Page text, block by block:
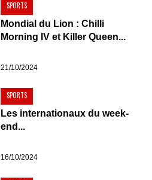
SPORTS
Mondial du Lion : Chilli
Morning IV et Killer Queen...
21/10/2024
SPORTS
Les internationaux du week-
end...
16/10/2024